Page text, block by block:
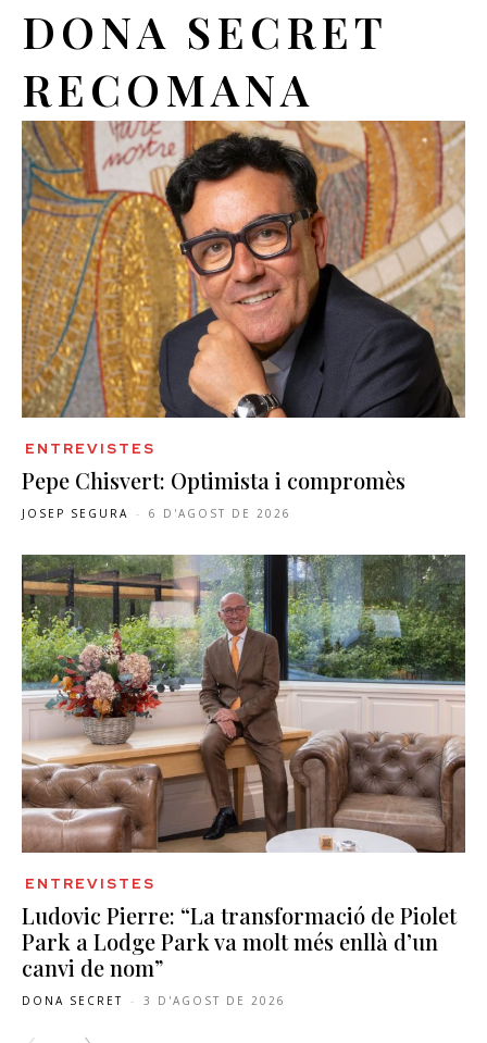
DONA SECRET
RECOMANA
ENTREVISTES
Pepe Chisvert: Optimista i compromès
JOSEP SEGURA - 6 D'AGOST DE 2026
ENTREVISTES
Ludovic Pierre: “La transformació de Piolet
Park a Lodge Park va molt més enllà d’un
canvi de nom”
DONA SECRET - 3 D'AGOST DE 2026